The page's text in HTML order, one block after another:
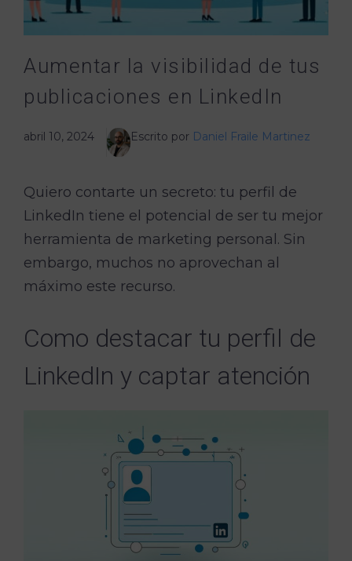
Aumentar la visibilidad de tus
publicaciones en LinkedIn
abril 10, 2024 Escrito por Daniel Fraile Martinez
Quiero contarte un secreto: tu perfil de
LinkedIn tiene el potencial de ser tu mejor
herramienta de marketing personal. Sin
embargo, muchos no aprovechan al
máximo este recurso.
Como destacar tu perfil de
LinkedIn y captar atención